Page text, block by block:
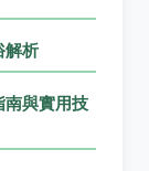
解析
南與實用技